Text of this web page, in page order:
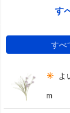
す
すべ
よ
m